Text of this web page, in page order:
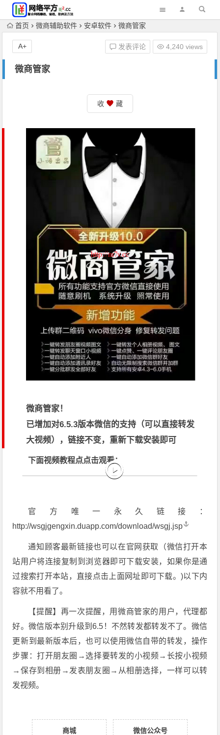
首页 微商辅助软件 安卓软件 微商管家
微商管家
发表评论 4,240 views
A+
收 藏
微商管家！
已增加对6.5.3版本微信的支持（可以直接转发
大视频），链接不变，重新下载安装即可
下面视频教程点点击观看：
官方唯一永久链接：
http://wsgjgengxin.duapp.com/download/wsgj.jsp
通知顾客最新链接也可以在官网获取（微信打开本
站用户将连接复制到浏览器即可下载安装，如果你是通
过搜索打开本站，直接点击上面网址即可下载。)以下内
容就不用看了。
【提醒】再一次提醒，用微商管家的用户，代理都
好。微信版本别升级到6.5！不然转发都转发不了。微信
更新到最新版本后，也可以使用微信自带的转发，操作
步骤：打开朋友圈→选择要转发的小视频→长按小视频
→保存到相册→发表朋友圈→从相册选择，一样可以转
发视频。
商城
微信公众号